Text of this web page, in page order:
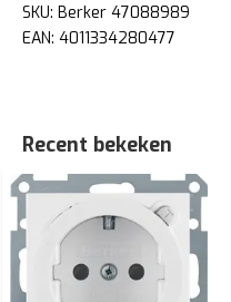
SKU: Berker 47088989
EAN: 4011334280477
Recent bekeken